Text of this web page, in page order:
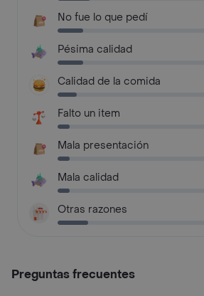
No fue lo que pedí
Pésima calidad
Calidad de la comida
Falto un item
Mala presentación
Mala calidad
Otras razones
Preguntas frecuentes